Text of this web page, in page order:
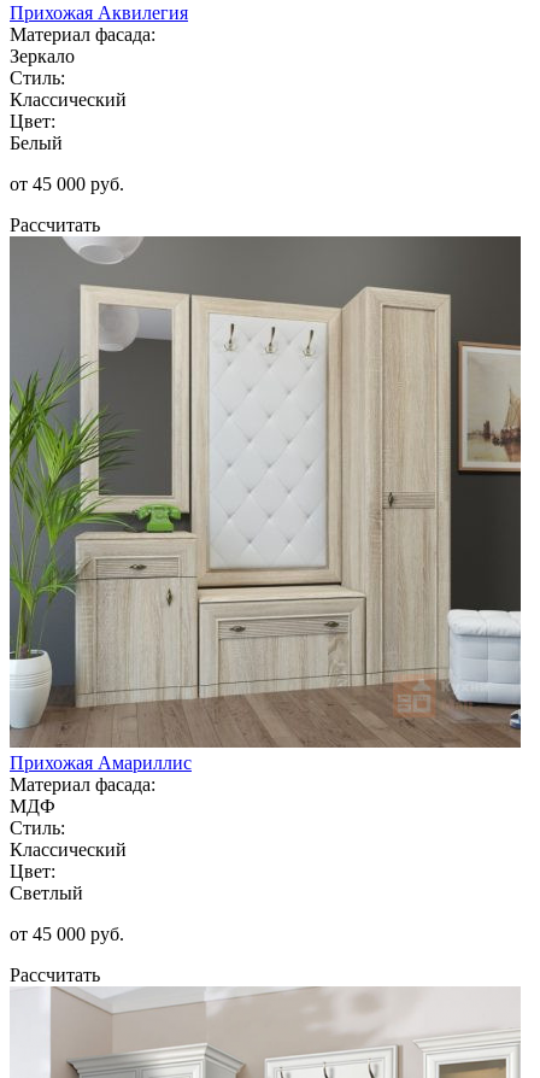
Прихожая Аквилегия
Материал фасада:
Зеркало
Стиль:
Классический
Цвет:
Белый
от 45 000 руб.
Рассчитать
Прихожая Амариллис
Материал фасада:
МДФ
Стиль:
Классический
Цвет:
Светлый
от 45 000 руб.
Рассчитать